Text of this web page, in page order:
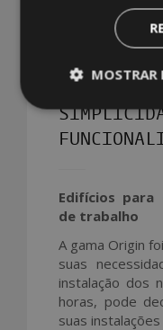
ORIGIN
Edifícios para
de trabalho
A gama Origin
suas
instalação dos
horas, pode
suas
MOSTRAR